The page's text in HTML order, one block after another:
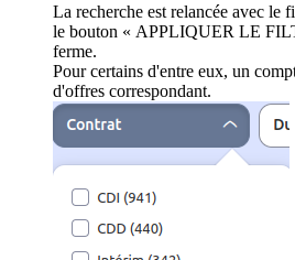
La recherche est relancée avec le
le bouton « APPLIQUER LE
ferme.
Pour certains d'entre eux, un
d'offres correspondant.